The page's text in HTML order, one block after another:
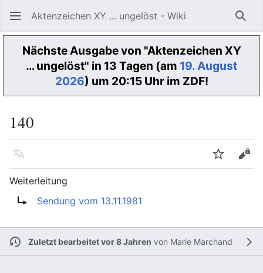
Aktenzeichen XY ... ungelöst - Wiki
Nächste Ausgabe von "Aktenzeichen XY
… ungelöst" in 13 Tagen (am 19. August
2026) um 20:15 Uhr im ZDF!
140
Sprache
Weiterleitung
Weiterleitung nach:
Sendung vom 13.11.1981
Zuletzt bearbeitet vor 8 Jahren von Marie Marchand